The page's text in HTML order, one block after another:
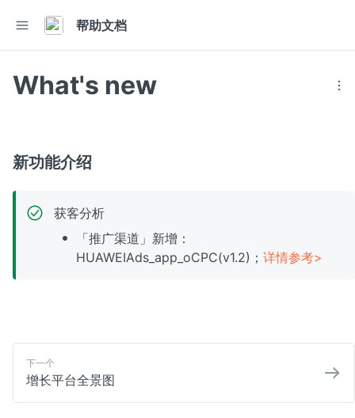
帮助文档
What's new
新功能介绍
获客分析
「推广渠道」新增：
HUAWEIAds_app_oCPC(v1.2)； 详情参考>
下一个
增长平台全景图